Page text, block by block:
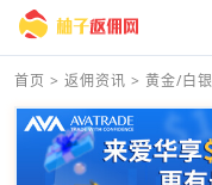
首页 > 返佣资讯 > 黄金/白银